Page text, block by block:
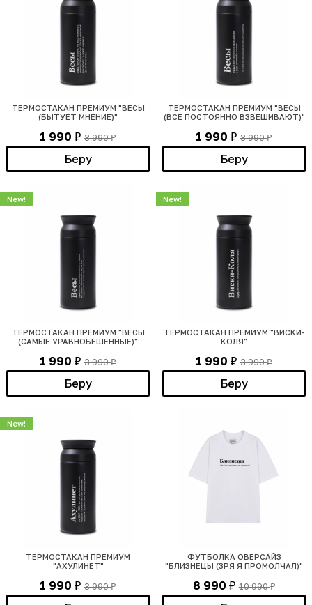
ТЕРМОСТАКАН ПРЕМИУМ "ВЕСЫ
(БЫТУЕТ МНЕНИЕ)"
1 990 ₽ 3 990₽
Беру
ТЕРМОСТАКАН ПРЕМИУМ "ВЕСЫ
(ВСЕ ПОСТОЯННО ВЗВЕШИВАЮТ)"
1 990 ₽ 3 990₽
Беру
ТЕРМОСТАКАН ПРЕМИУМ "ВЕСЫ
(САМЫЕ УРАВНОБЕШЕННЫЕ)"
1 990 ₽ 3 990₽
Беру
New!
ТЕРМОСТАКАН ПРЕМИУМ "ВИСКИ-
КОЛЯ"
1 990 ₽ 3 990₽
Беру
New!
ТЕРМОСТАКАН ПРЕМИУМ
"АХУЛИНЕТ"
1 990 ₽ 3 990₽
New!
ФУТБОЛКА ОВЕРСАЙЗ
"БЛИЗНЕЦЫ (ЗРЯ Я ПРОМОЛЧАЛ)"
8 990 ₽ 10 990₽